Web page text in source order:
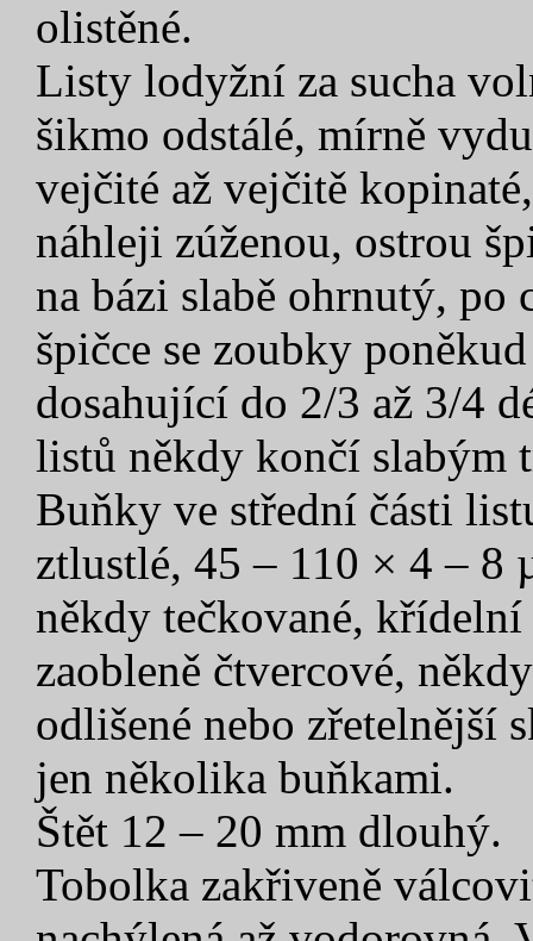
olistěné.
Listy lodyžní za sucha
šikmo odstálé, mírně
vejčité až vejčitě
náhleji zúženou, ostrou
na bázi slabě ohrnutý, po
špičce se zoubky
dosahující do 2/3 až 3/4
listů někdy končí slabým
Buňky ve střední části
ztlustlé, 45 – 110 × 4 – 8
někdy tečkované,
zaobleně čtvercové,
odlišené nebo zřetelnější
jen několika buňkami.
Štět 12 – 20 mm dlouhý.
Tobolka zakřiveně